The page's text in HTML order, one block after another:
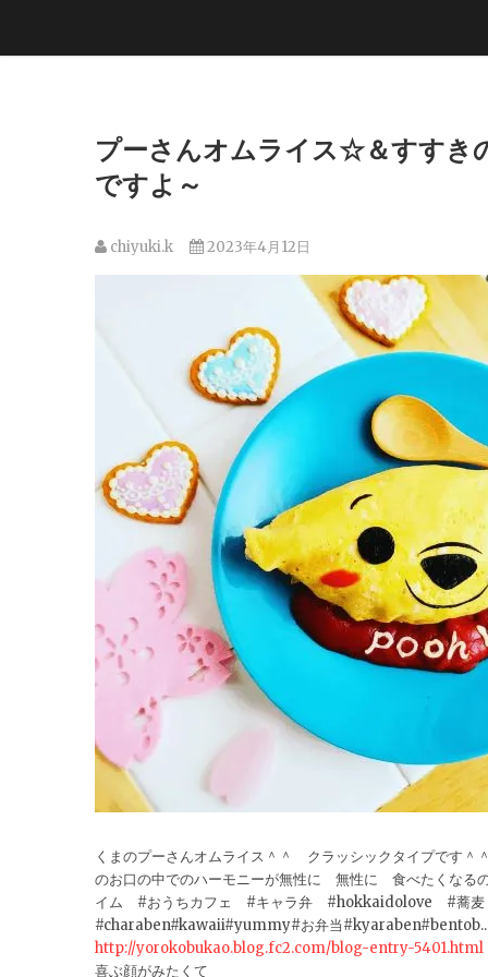
プーさんオムライス☆＆すすき
ですよ～
chiyuki.k 2023年4月12日
くまのプーさんオムライス＾＾ クラッシックタイプです
のお口の中でのハーモニーが無性に 無性に 食べたくな
イム #おうちカフェ #キャラ弁 #hokkaidolove #蕎
#charaben#kawaii#yummy#お弁当
http://yorokobukao.blog.fc2.com/blog-entry-5401.html
喜ぶ顔がみたくて